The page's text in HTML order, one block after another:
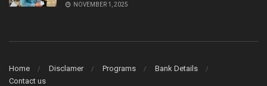
NOVEMBER 1, 2025
Home Disclamer Programs
Bank Details
Contact us